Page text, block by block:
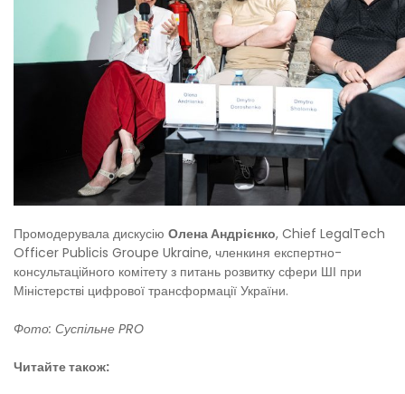
Промодерувала дискусію Олена Андрієнко, Chief LegalTech
Officer Publicis Groupe Ukraine, членкиня експертно-
консультаційного комітету з питань розвитку сфери ШІ при
Міністерстві цифрової трансформації України.
Фото: Суспільне PRO
Читайте також: